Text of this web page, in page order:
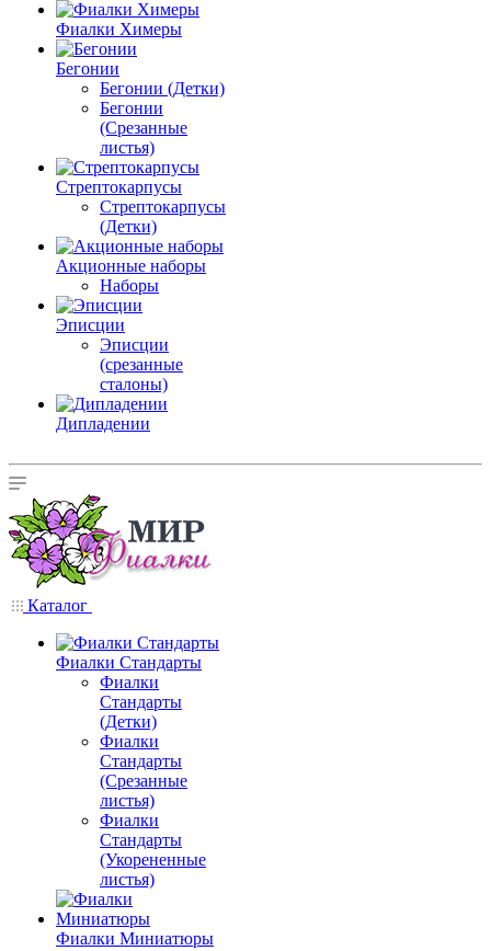
Фиалки Химеры
Бегонии
Бегонии (Детки)
Бегонии
(Срезанные
листья)
Стрептокарпусы
Стрептокарпусы
(Детки)
Акционные наборы
Наборы
Эписции
Эписции
(срезанные
сталоны)
Дипладении
Каталог
Фиалки Стандарты
Фиалки
Стандарты
(Детки)
Фиалки
Стандарты
(Срезанные
листья)
Фиалки
Стандарты
(Укорененные
листья)
Фиалки Миниатюры